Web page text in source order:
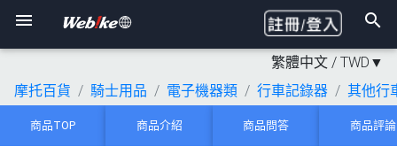
繁體中文 / TWD ▼
摩托百貨
騎士用品 電子機器類 行車記錄器 其他行
商品TOP 商品介紹 商品問答 商品評論